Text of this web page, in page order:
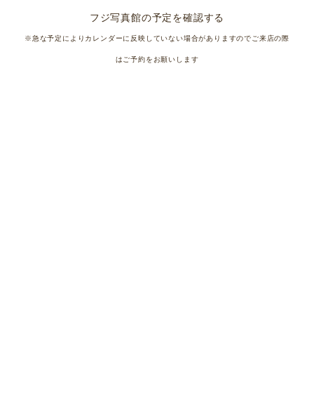
フジ写真館の予定を確認する
※急な予定によりカレンダーに反映していない場合がありますのでご来店の際
はご予約をお願いします